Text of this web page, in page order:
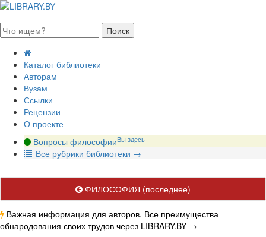
Каталог библиотеки
Авторам
Вузам
Ссылки
Рецензии
О проекте
Вопросы философииВы здесь
Все рубрики библиотеки →
ФИЛОСОФИЯ (последнее)
Важная информация для авторов. Все преимущества
обнародования своих трудов через LIBRARY.BY →